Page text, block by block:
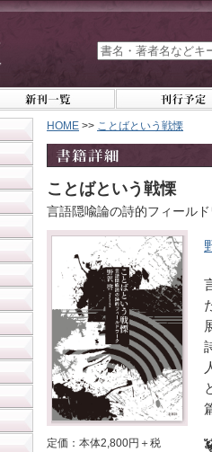
HOME >> ことばという戦慄
ことばという戦慄
言語隠喩論の詩的フィール
定価：本体2,800円＋税